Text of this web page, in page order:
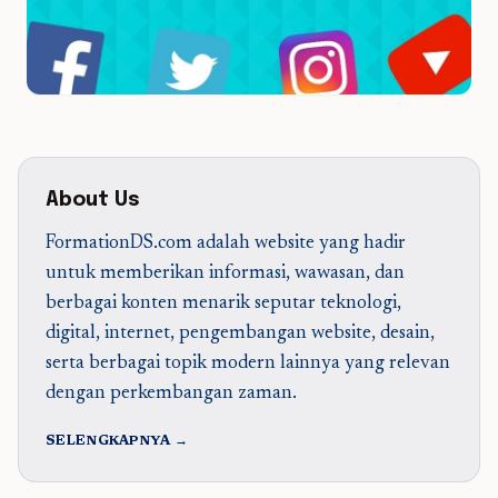
About Us
FormationDS.com adalah website yang hadir
untuk memberikan informasi, wawasan, dan
berbagai konten menarik seputar teknologi,
digital, internet, pengembangan website, desain,
serta berbagai topik modern lainnya yang relevan
dengan perkembangan zaman.
SELENGKAPNYA →